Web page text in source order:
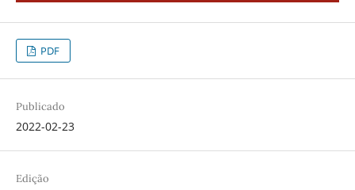
PDF
Publicado
2022-02-23
Edição